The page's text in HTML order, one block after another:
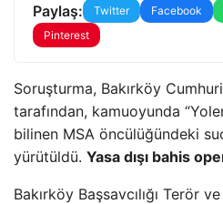
Paylaş: Twitter Facebook
Pinterest
Soruşturma, Bakırköy
tarafından, kamuoyunda
bilinen MSA öncülüğündeki
yürütüldü. Yasa dışı bahis
Bakırköy Başsavcılığı Terör